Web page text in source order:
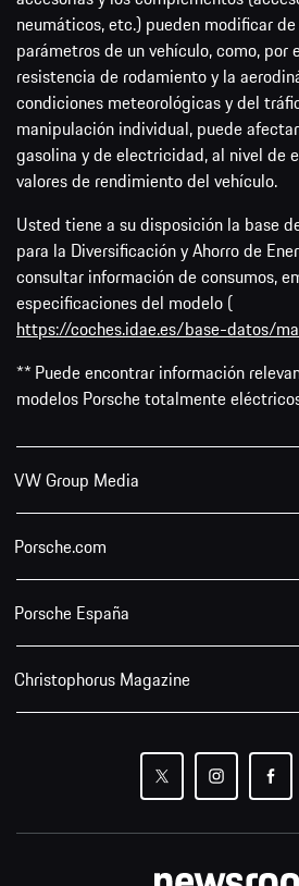
neumáticos, etc.) pueden modificar
parámetros de un vehículo, como, por
resistencia de rodamiento y la
condiciones meteorológicas y del
manipulación individual, puede
gasolina y de electricidad, al nivel de
valores de rendimiento del vehículo.
Usted tiene a su disposición la base
para la Diversificación y Ahorro de
consultar información de consumos,
especificaciones del modelo (
https://coches.idae.es/base-datos/
** Puede encontrar información
modelos Porsche totalmente
VW Group Media
Porsche.com
Porsche España
Christophorus Magazine